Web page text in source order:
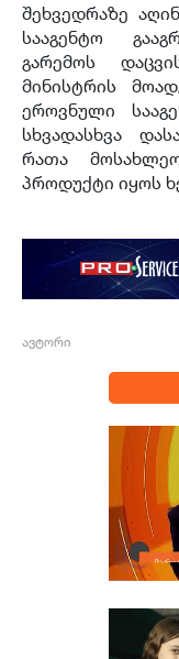
შეხვედრაზე
სააგენტო
გარემოს
მინისტრის
ეროვნული
სხვადასხვა
რათა
პროდუქტი იყოს
ავტორი